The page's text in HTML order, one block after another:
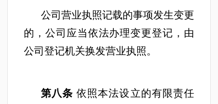
公司营业执照记载的事项发生变更
的，公司应当依法办理变更登记，由
公司登记机关换发营业执照。
第八条 依照本法设立的有限责任